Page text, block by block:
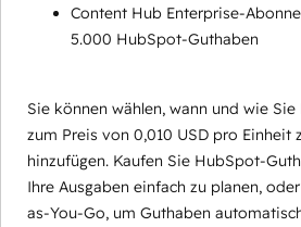
Content Hub Enterprise-
5.000 HubSpot-Guthaben
Sie können wählen, wann und wie
zum Preis von 0,010 USD pro Einheit
hinzufügen. Kaufen Sie HubSpot-
Ihre Ausgaben einfach zu planen,
as-You-Go, um Guthaben